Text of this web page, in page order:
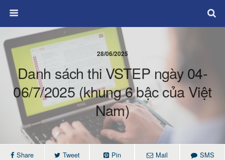
28/06/2025
Danh sách thi VSTEP ngày 04-
06/7/2025 (khung 6 bậc của Việt
Nam)
Share Tweet Pin Mail SMS